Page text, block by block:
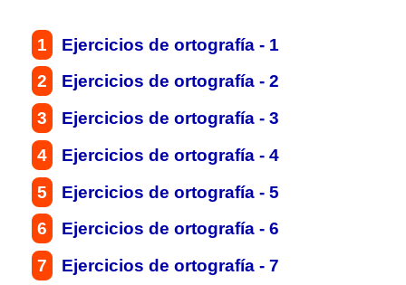
1 Ejercicios de ortografía - 1
2
Ejercicios de ortografía -2
3
Ejercicios de ortografía -3
4
Ejercicios de ortografía -4
5
Ejercicios de ortografía -5
6
Ejercicios de ortografía -6
7
Ejercicios de ortografía -7